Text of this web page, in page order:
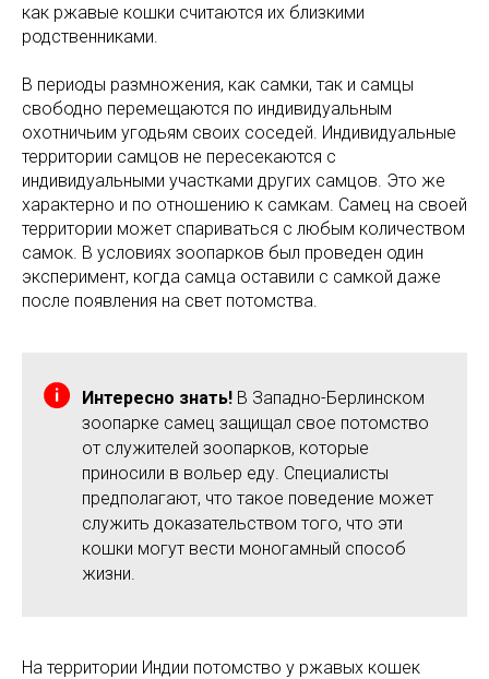
как ржавые кошки считаются их близкими
родственниками.
В периоды размножения, как самки, так и самцы
свободно перемещаются по индивидуальным
охотничьим угодьям своих соседей. Индивидуальные
территории самцов не пересекаются с
индивидуальными участками других самцов. Это же
характерно и по отношению к самкам. Самец на своей
территории может спариваться с любым количеством
самок. В условиях зоопарков был проведен один
эксперимент, когда самца оставили с самкой даже
после появления на свет потомства.
Интересно знать! В Западно-Берлинском
зоопарке самец защищал свое потомство
от служителей зоопарков, которые
приносили в вольер еду. Специалисты
предполагают, что такое поведение может
служить доказательством того, что эти
кошки могут вести моногамный способ
жизни.
На территории Индии потомство у ржавых кошек